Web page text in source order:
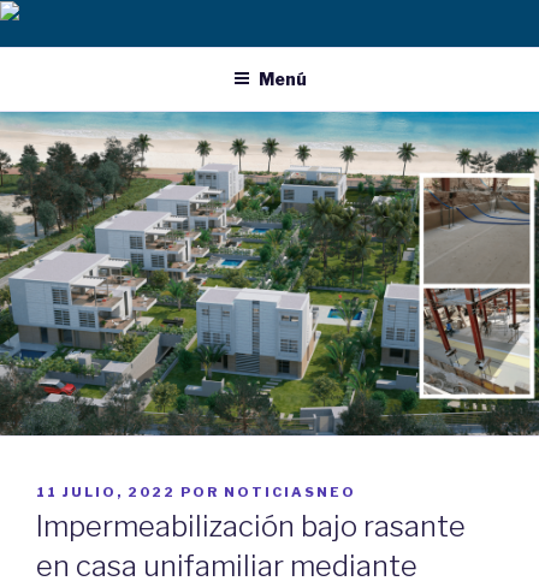
Ir
al
Menú
PUBLICADO
EN
11 JULIO, 2022 POR NOTICIASNEO
Impermeabilización bajo rasante
en casa unifamiliar mediante